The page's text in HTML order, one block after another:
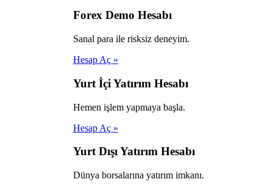
Forex Demo Hesabı
Sanal para ile risksiz deneyim.
Hesap Aç »
Yurt İçi Yatırım Hesabı
Hemen işlem yapmaya başla.
Hesap Aç »
Yurt Dışı Yatırım Hesabı
Dünya borsalarına yatırım imkanı.